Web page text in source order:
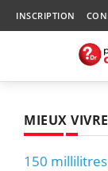
INSCRIPTION
MIEUX VIVRE
150